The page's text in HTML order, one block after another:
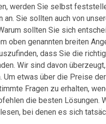
werden Sie selbst
an. Sie sollten auch von
sollten Sie sich
oben genannten breiten
dass Sie die
Wir sind davon
Um etwas über die Preise
Fragen zu erhalten,
die besten Lösungen.
bei denen es sich